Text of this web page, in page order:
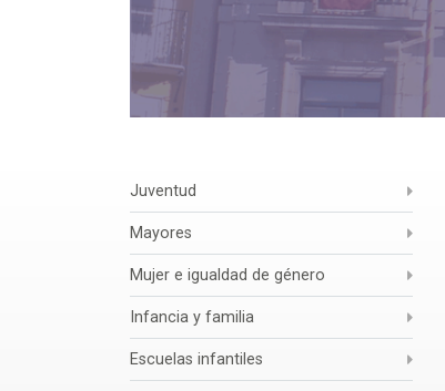
Juventud
Mayores
Mujer e igualdad de género
Infancia y familia
Escuelas infantiles